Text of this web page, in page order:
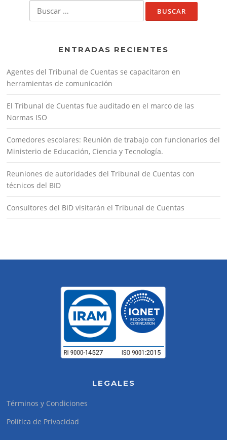
ENTRADAS RECIENTES
Agentes del Tribunal de Cuentas se capacitaron en
herramientas de comunicación
El Tribunal de Cuentas fue auditado en el marco de las
Normas ISO
Comedores escolares: Reunión de trabajo con funcionarios del
Ministerio de Educación, Ciencia y Tecnología.
Reuniones de autoridades del Tribunal de Cuentas con
técnicos del BID
Consultores del BID visitarán el Tribunal de Cuentas
LEGALES
Términos y Condiciones
Política de Privacidad